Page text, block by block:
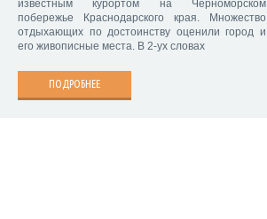
известным курортом на Черноморском
побережье Краснодарского края. Множество
отдыхающих по достоинству оценили город и
его живописные места. В 2-ух словах
ПОДРОБНЕЕ